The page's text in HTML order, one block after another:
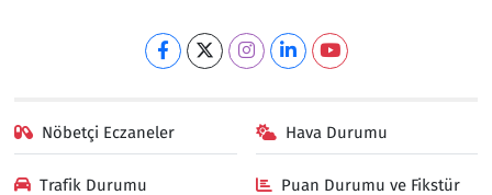
Nöbetçi Eczaneler Hava Durumu
Trafik Durumu Puan Durumu ve Fikstür